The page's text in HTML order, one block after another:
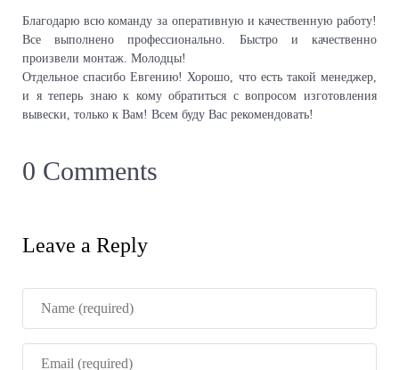
Благодарю всю команду за оперативную и качественную работу!
Все выполнено профессионально. Быстро и качественно
произвели монтаж. Молодцы!
Отдельное спасибо Евгению! Хорошо, что есть такой менеджер,
и я теперь знаю к кому обратиться с вопросом изготовления
вывески, только к Вам! Всем буду Вас рекомендовать!
0 Comments
Leave a Reply